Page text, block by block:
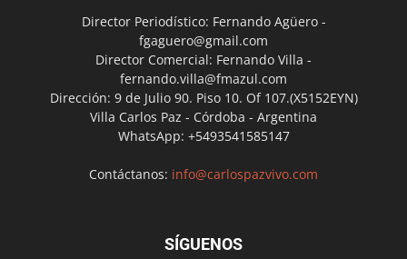
Director Periodístico: Fernando Agüero -
fgaguero@gmail.com
Director Comercial: Fernando Villa -
fernando.villa@fmazul.com
Dirección: 9 de Julio 90. Piso 10. Of 107.(X5152EYN)
Villa Carlos Paz - Córdoba - Argentina
WhatsApp: +5493541585147
Contáctanos: info@carlospazvivo.com
SÍGUENOS